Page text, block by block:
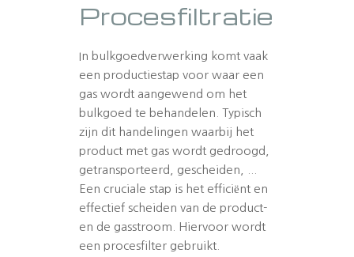
Procesfiltratie
In bulkgoedverwerking komt vaak
een productiestap voor waar een
gas wordt aangewend om het
bulkgoed te behandelen. Typisch
zijn dit handelingen waarbij het
product met gas wordt gedroogd,
getransporteerd, gescheiden, ...
Een cruciale stap is het efficiënt en
effectief scheiden van de product-
en de gasstroom. Hiervoor wordt
een procesfilter gebruikt.